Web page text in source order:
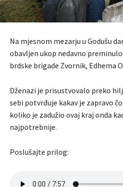
Na mjesnom mezarju u Godušu
obavljen ukop nedavno
brdske brigade Zvornik, Edhema
Dženazi je prisustvovalo preko
sebi potvrđuje kakav je zapravo
koliko je zadužio ovaj kraj onda
najpotrebnije.
Poslušajte prilog: